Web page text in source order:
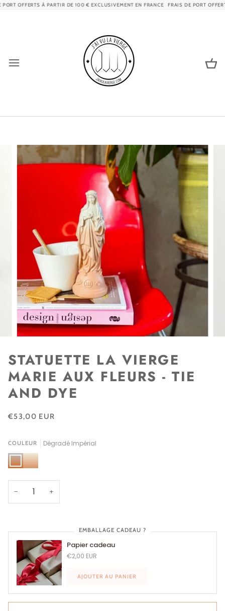
PasserOFFERTS À PARTIR DE 100 € EXCLUSIVEMENT EN FRANCE FRAIS DE PORT
STATUETTE LA VIERGE
MARIE AUX FLEURS - TIE
AND DYE
€53,00 EUR
COULEUR Dégradé Impérial
Dégradé
Dégradé
−
+
EMBALLAGE CADEAU ?
Papier cadeau
€2,00 EUR
AJOUTER AU PANIER